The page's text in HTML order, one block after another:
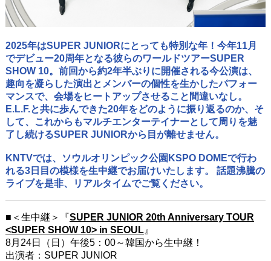
2025年はSUPER JUNIORにとっても特別な年！今年11月
でデビュー20周年となる彼らのワールドツアーSUPER
SHOW 10。前回から約2年半ぶりに開催される今公演は、
趣向を凝らした演出とメンバーの個性を生かしたパフォー
マンスで、会場をヒートアップさせること間違いなし。
E.L.F.と共に歩んできた20年をどのように振り返るのか、そ
して、これからもマルチエンターテイナーとして周りを魅
了し続けるSUPER JUNIORから目が離せません。
KNTVでは、ソウルオリンピック公園KSPO DOMEで行わ
れる3日目の模様を生中継でお届けいたします。 話題沸騰の
ライブを是非、リアルタイムでご覧ください。
■＜生中継＞『SUPER JUNIOR 20th Anniversary TOUR
<SUPER SHOW 10> in SEOUL』
8月24日（日）午後5：00～韓国から生中継！
出演者：SUPER JUNIOR